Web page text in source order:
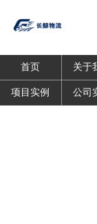
首页 关于
项目实例 公司